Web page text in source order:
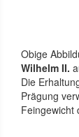
Obige
Wilhelm II.
Die
Prägung
Feingewicht